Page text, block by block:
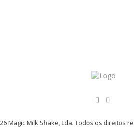
Magic Milk Shake, Lda. Todos os direitos